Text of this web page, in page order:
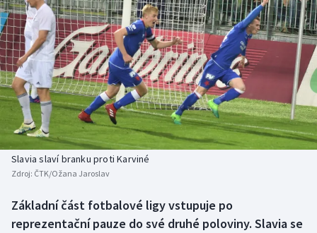
DALŠÍ SPORTY
Americký fotbal
Baseball a softbal
Basketbal
Biatlon
Box
NEPŘEHLÉDNĚTE
Soutěže
Historické návraty
Aplikace ČT sport
Slavia slaví branku proti Karviné
Zdroj: ČTK/Ožana Jaroslav
Základní část fotbalové ligy vstupuje po
reprezentační pauze do své druhé poloviny. Slavia se